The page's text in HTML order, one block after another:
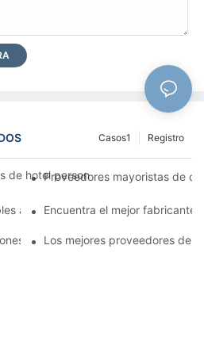
Registro
Casos1
de hotel personalizados de primera
Proveedores mayoristas de
al por mayor para su negocio
Encuentra el mejor fabricante
para las necesidades de su
Los mejores proveedores de